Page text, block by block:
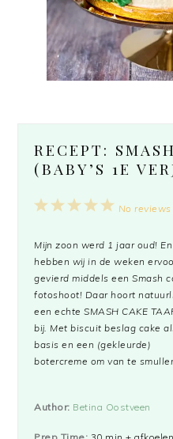
RECEPT:
(BABY’S 1E
5
4
3
2
1
No reviews
Mijn zoon werd 1 jaar oud!
hebben wij in de weken
gevierd middels een Smash
fotoshoot! Daar hoort
een echte SMASH CAKE
bij. Met biscuit beslag cake
basis en een (gekleurde)
botercreme om van te
Author: Betina Oostveen